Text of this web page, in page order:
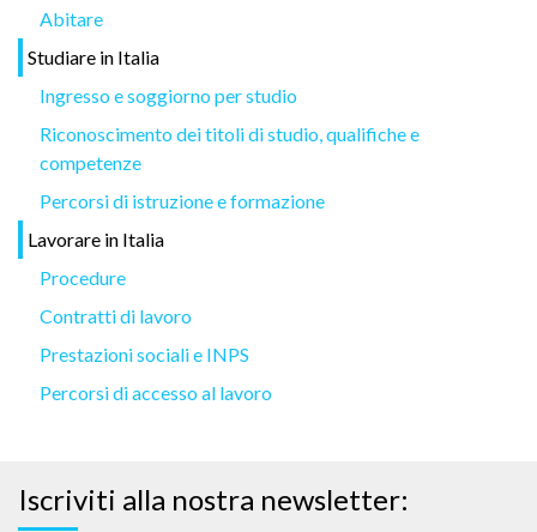
Abitare
Studiare in Italia
Ingresso e soggiorno per studio
Riconoscimento dei titoli di studio, qualifiche e
competenze
Percorsi di istruzione e formazione
Lavorare in Italia
Procedure
Contratti di lavoro
Prestazioni sociali e INPS
Percorsi di accesso al lavoro
Iscriviti alla nostra newsletter: